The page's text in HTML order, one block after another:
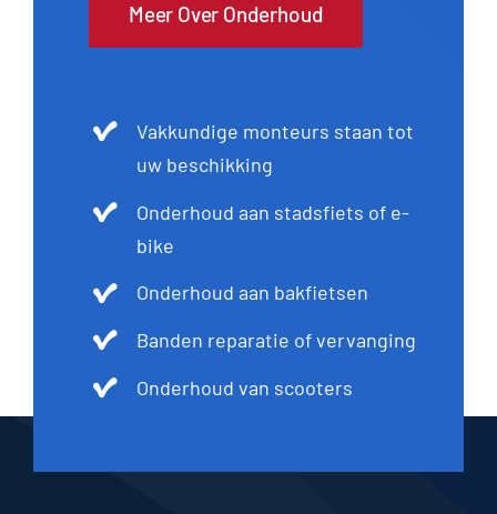
Meer Over Onderhoud
Vakkundige monteurs staan tot
uw beschikking
Onderhoud aan stadsfiets of e-
bike
Onderhoud aan bakfietsen
Banden reparatie of vervanging
Onderhoud van scooters